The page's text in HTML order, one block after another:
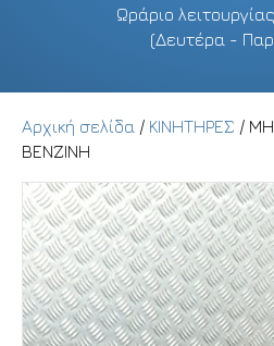
Ωράριο
(Δευτέρα -
Αρχική σελίδα / ΚΙΝΗΤΗΡΕΣ /
ΒΕΝΖΙΝΗ